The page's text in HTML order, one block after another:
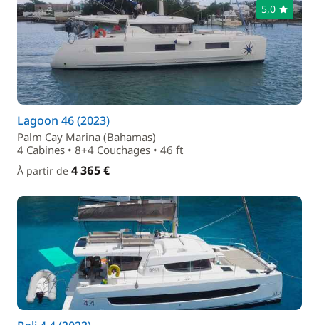
5,0
Lagoon 46 (2023)
Palm Cay Marina (Bahamas)
4 Cabines • 8+4 Couchages • 46 ft
À partir de 4 365 €